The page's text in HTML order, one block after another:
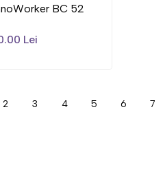
BC 52
Lei
2 3 4 5 6 7